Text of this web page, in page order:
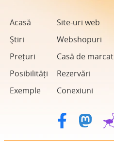
Acasă
Știri
Prețuri
Posibilități
Exemple
Site-uri web
Webshopuri
Casă de marcat
Rezervări
Conexiuni